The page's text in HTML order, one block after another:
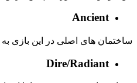
Ancient
ساختمان های اصلی در این بازی
Dire/Radiant